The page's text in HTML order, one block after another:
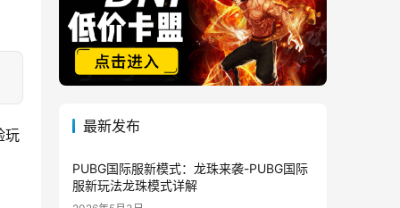
玩
最新发布
PUBG国际服新模式：龙珠来袭-PUBG国际
服新玩法龙珠模式详解